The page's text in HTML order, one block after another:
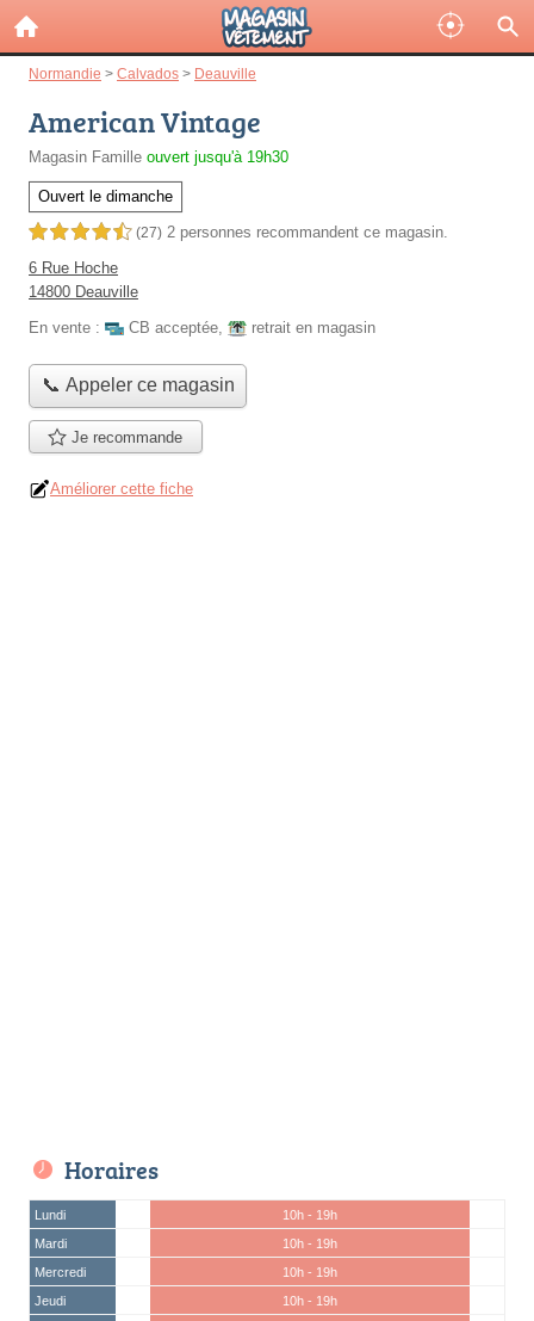
Normandie > Calvados > Deauville
American Vintage
Magasin Famille ouvert jusqu'à 19h30
Ouvert le dimanche
4,5 étoiles sur 5 (27) 2 personnes recommandent ce magasin.
6 Rue Hoche
14800 Deauville
En vente :
CB acceptée, retrait en magasin
📞 Appeler ce magasin
Je recommande
Améliorer cette fiche
Horaires
Lundi
10h - 19h
Mardi
10h - 19h
Mercredi
10h - 19h
Jeudi
10h - 19h